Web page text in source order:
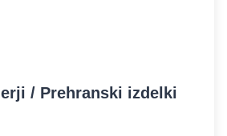
/ Prehranski izdelki